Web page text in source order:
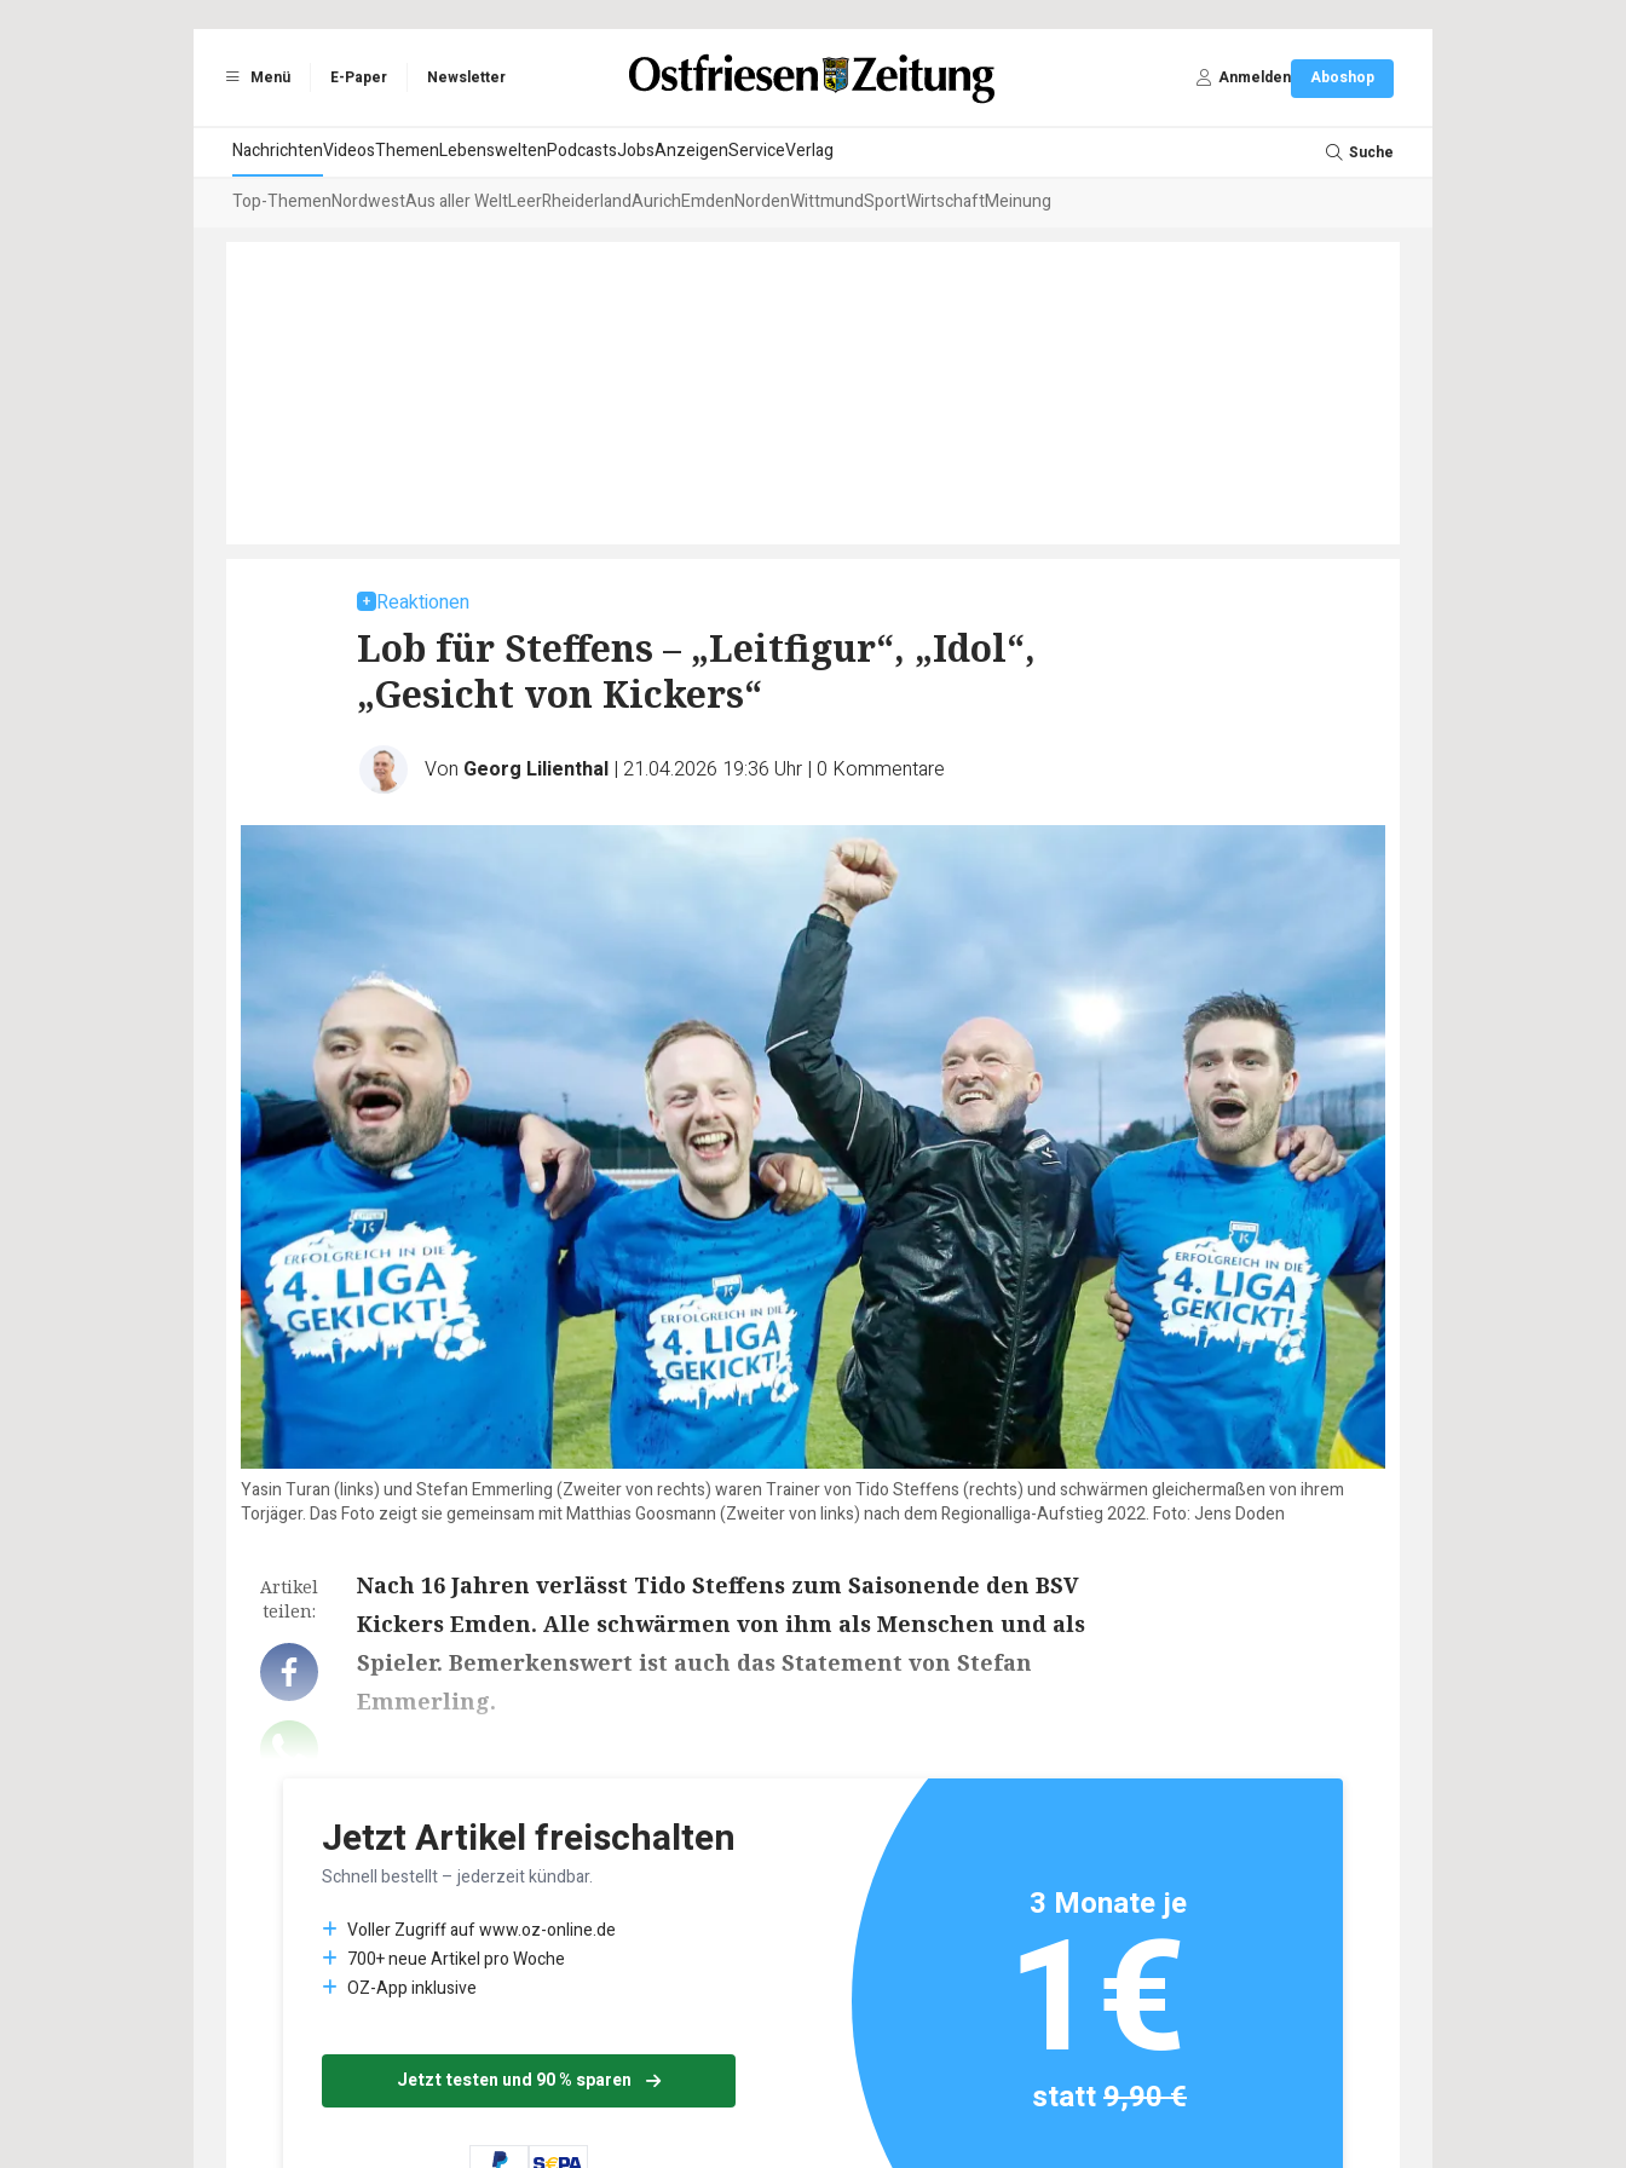
Menü E-Paper Newsletter Anmelden Aboshop
NachrichtenVideosThemenLebensweltenPodcastsJobsAnzeigenServiceVerlag Suche
Top-ThemenNordwestAus aller WeltLeerRheiderlandAurichEmdenNordenWittmundSportWirtschaftMeinung
Reaktionen
Lob für Steffens – „Leitfigur“, „Idol“,
„Gesicht von Kickers“
Von Georg Lilienthal | 21.04.2026 19:36 Uhr | 0 Kommentare
Yasin Turan (links) und Stefan Emmerling (Zweiter von rechts) waren Trainer von Tido Steffens (rechts) und schwärmen gleichermaßen von ihrem
Torjäger. Das Foto zeigt sie gemeinsam mit Matthias Goosmann (Zweiter von links) nach dem Regionalliga-Aufstieg 2022. Foto: Jens Doden
Artikel
teilen:
Nach 16 Jahren verlässt Tido Steffens zum Saisonende den BSV
Kickers Emden. Alle schwärmen von ihm als Menschen und als
Spieler. Bemerkenswert ist auch das Statement von Stefan
Emmerling.
Jetzt Artikel freischalten
Schnell bestellt – jederzeit kündbar.
Voller Zugriff auf www.oz-online.de
700+ neue Artikel pro Woche
OZ-App inklusive
Jetzt testen und 90 % sparen
3 Monate je
1€
statt9,90 €